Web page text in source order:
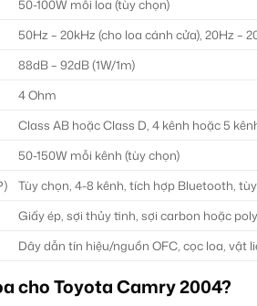
50-100W mỗi loa (tùy chọn)
50Hz – 20kHz (cho loa cánh cửa), 20Hz –
88dB – 92dB (1W/1m)
4 Ohm
Class AB hoặc Class D, 4 kênh hoặc 5
50-150W mỗi kênh (tùy chọn)
Tùy chọn, 4-8 kênh, tích hợp Bluetooth,
Giấy ép, sợi thủy tinh, sợi carbon hoặc
Dây dẫn tín hiệu/nguồn OFC, cọc loa, vật
cho Toyota Camry 2004?